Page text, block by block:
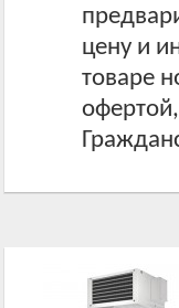
цену и
товаре